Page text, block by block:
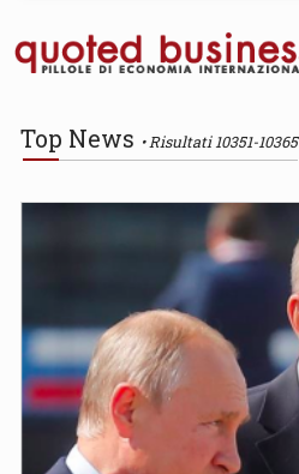
Top News Risultati 10351-10365